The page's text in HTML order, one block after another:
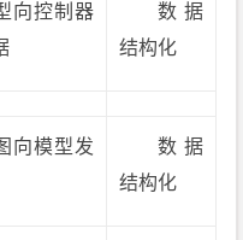
向控制器
数据
结构化
向模型发
数据
结构化